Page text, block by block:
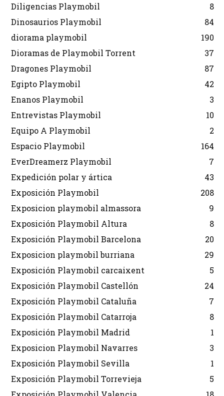
Diligencias Playmobil
8
Dinosaurios Playmobil
84
diorama playmobil
190
Dioramas de Playmobil Torrent
37
Dragones Playmobil
87
Egipto Playmobil
42
Enanos Playmobil
3
Entrevistas Playmobil
10
Equipo A Playmobil
2
Espacio Playmobil
164
EverDreamerz Playmobil
7
Expedición polar y ártica
43
Exposición Playmobil
208
Exposicion playmobil almassora
9
Exposición Playmobil Altura
8
Exposición Playmobil Barcelona
20
Exposicion playmobil burriana
29
Exposición Playmobil carcaixent
5
Exposición Playmobil Castellón
24
Exposición Playmobil Cataluña
7
Exposición Playmobil Catarroja
8
Exposición Playmobil Madrid
1
Exposicion Playmobil Navarres
3
Exposición Playmobil Sevilla
1
Exposición Playmobil Torrevieja
5